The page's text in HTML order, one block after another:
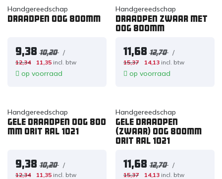
Handgereedschap
Draadpen oog 800mm
9,38 10,20 /
12,34 11,35 incl. btw
op voorraad
Handgereedschap
Draadpen zwaar met
oog 800mm
11,68 12,70 /
15,37 14,13 incl. btw
op voorraad
Handgereedschap
Gele draadpen oog 800
mm ORIT RAL 1021
9,38 10,20 /
12,34 11,35 incl. btw
Handgereedschap
Gele draadpen
(zwaar) oog 800mm
ORIT RAL 1021
11,68 12,70 /
15,37 14,13 incl. btw